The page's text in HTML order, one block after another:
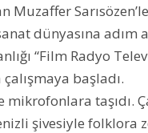
dünyasına adım
“Film Radyo
başladı.
taşıdı.
şivesiyle folklora